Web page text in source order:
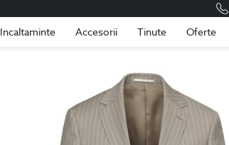
Incaltaminte Accesorii Tinute Oferte
Romania